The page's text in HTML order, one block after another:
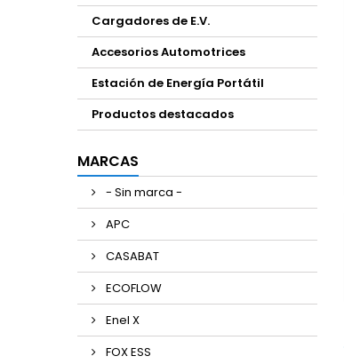
Cargadores de E.V.
Accesorios Automotrices
Estación de Energía Portátil
Productos destacados
MARCAS
- Sin marca -
APC
CASABAT
ECOFLOW
Enel X
FOX ESS